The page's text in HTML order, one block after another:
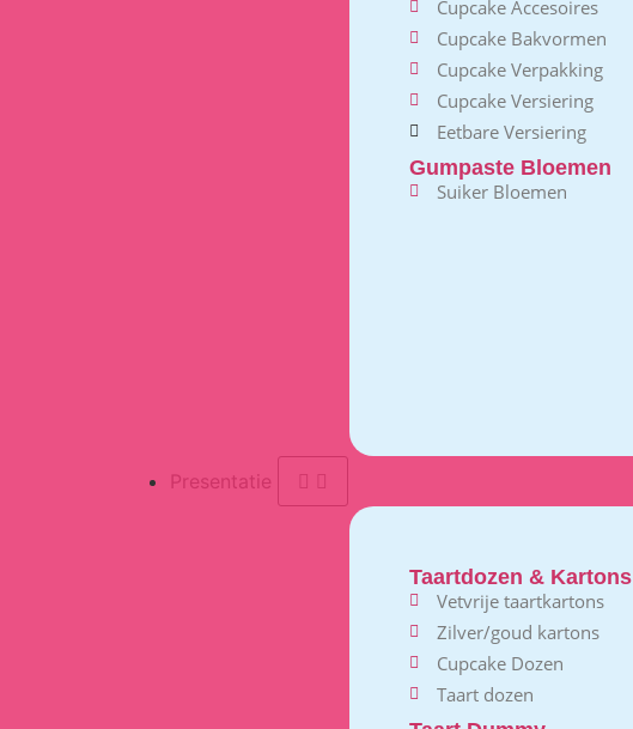
Cupcake Accesoires
Cupcake Bakvormen
Cupcake Verpakking
Cupcake Versiering
Eetbare Versiering
Gumpaste Bloemen
Suiker Bloemen
Presentatie
Taartdozen & Kartons
Vetvrije taartkartons
Zilver/goud kartons
Cupcake Dozen
Taart dozen